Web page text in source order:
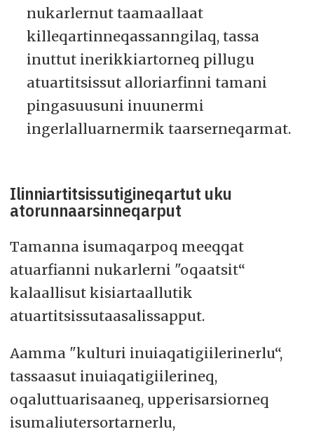
nukarlernut taamaallaat
killeqartinneqassanngilaq, tassa
inuttut inerikkiartorneq pillugu
atuartitsissut alloriarfinni tamani
pingasuusuni inuunermi
ingerlalluarnermik taarserneqarmat.
Ilinniartitsissutigineqartut uku
atorunnaarsinneqarput
Tamanna isumaqarpoq meeqqat
atuarfianni nukarlerni "oqaatsit“
kalaallisut kisiartaallutik
atuartitsissutaasalissapput.
Aamma "kulturi inuiaqatigiilerinerlu“,
tassaasut inuiaqatigiilerineq,
oqaluttuarisaaneq, upperisarsiorneq
isumaliutersortarnerlu,